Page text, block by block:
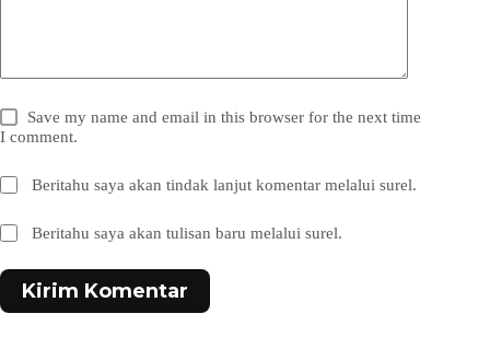
Save my name and email in this browser for the next time
I comment.
Beritahu saya akan tindak lanjut komentar melalui surel.
Beritahu saya akan tulisan baru melalui surel.
Kirim Komentar